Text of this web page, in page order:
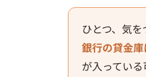
ひとつ、気
銀行の貸金
が入ってい